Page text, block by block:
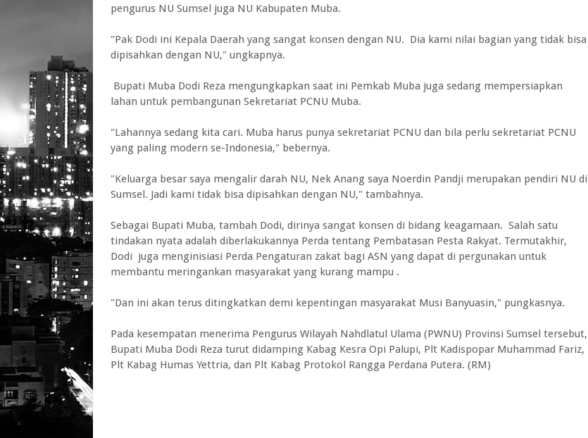
pengurus NU Sumsel juga NU Kabupaten Muba.
"Pak Dodi ini Kepala Daerah yang sangat konsen dengan NU. Dia kami nilai bagian yang tidak bisa
dipisahkan dengan NU," ungkapnya.
Bupati Muba Dodi Reza mengungkapkan saat ini Pemkab Muba juga sedang mempersiapkan
lahan untuk pembangunan Sekretariat PCNU Muba.
"Lahannya sedang kita cari. Muba harus punya sekretariat PCNU dan bila perlu sekretariat PCNU
yang paling modern se-Indonesia," bebernya.
"Keluarga besar saya mengalir darah NU, Nek Anang saya Noerdin Pandji merupakan pendiri NU di
Sumsel. Jadi kami tidak bisa dipisahkan dengan NU," tambahnya.
Sebagai Bupati Muba, tambah Dodi, dirinya sangat konsen di bidang keagamaan. Salah satu
tindakan nyata adalah diberlakukannya Perda tentang Pembatasan Pesta Rakyat. Termutakhir,
Dodi juga menginisiasi Perda Pengaturan zakat bagi ASN yang dapat di pergunakan untuk
membantu meringankan masyarakat yang kurang mampu .
"Dan ini akan terus ditingkatkan demi kepentingan masyarakat Musi Banyuasin," pungkasnya.
Pada kesempatan menerima Pengurus Wilayah Nahdlatul Ulama (PWNU) Provinsi Sumsel tersebut,
Bupati Muba Dodi Reza turut didamping Kabag Kesra Opi Palupi, Plt Kadispopar Muhammad Fariz,
Plt Kabag Humas Yettria, dan Plt Kabag Protokol Rangga Perdana Putera. (RM)